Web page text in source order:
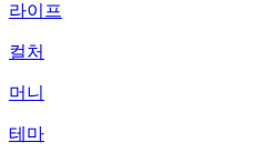
라이프
컬처
머니
테마